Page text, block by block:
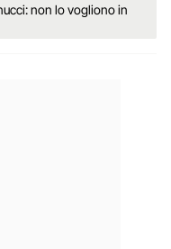
non lo vogliono in